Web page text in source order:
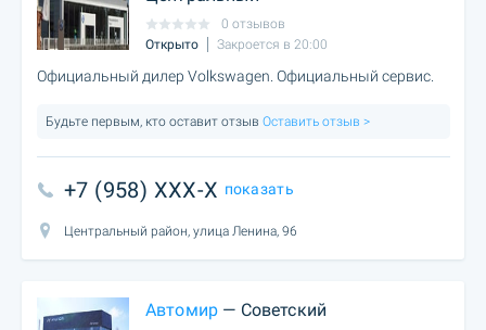
0 отзывов
Открыто
Закроется в 20:00
Официальный дилер Volkswagen. Официальный сервис.
Будьте первым, кто оставит отзыв Оставить отзыв >
+7 (958) XXX-X показать
Центральный район, улица Ленина, 96
Автомир — Советский